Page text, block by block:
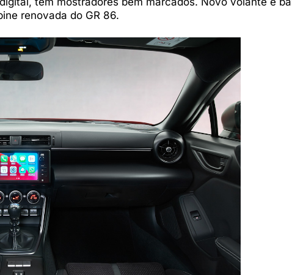
renovada do GR 86.